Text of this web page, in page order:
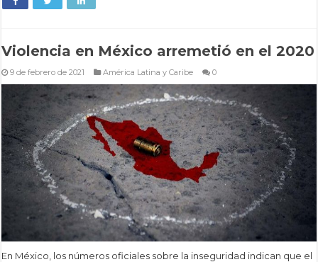
Violencia en México arremetió en el 2020
9 de febrero de 2021 América Latina y Caribe 0
En México, los números oficiales sobre la inseguridad indican que el